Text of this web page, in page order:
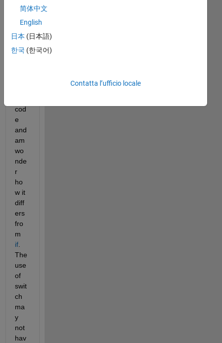
acr
swit
ch
cod
e
and
am
wo
nde
r
ho
w it
diff
ers
fro
m
if.
The
use
of
swit
ch
ma
y
not
hav
简体中文
English
日本 (日本語)
한국 (한국어)
Contatta l’ufficio locale